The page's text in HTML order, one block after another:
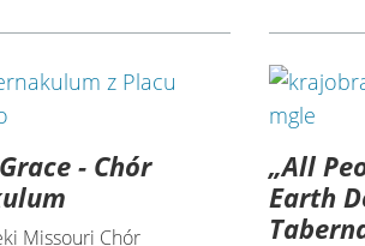
- Chór
Missouri Chór
„All
Earth